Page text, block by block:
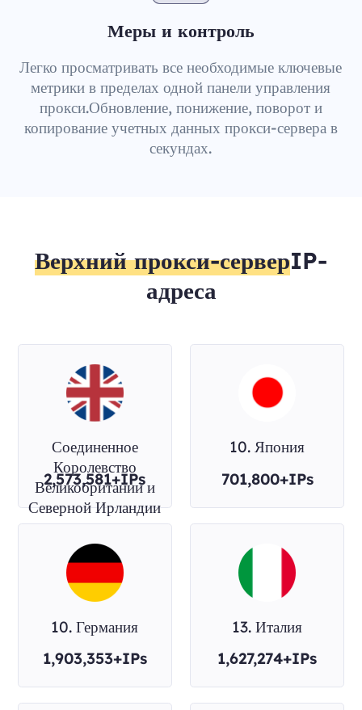
Меры и контроль
Легко просматривать все необходимые ключевые
метрики в пределах одной панели управления
прокси.Обновление, понижение, поворот и
копирование учетных данных прокси-сервера в
секундах.
Верхний прокси-серверIP-
адреса
Соединенное
Королевство
Великобритании и
Северной Ирландии
2,573,581+IPs
10. Япония
701,800+IPs
10. Германия
1,903,353+IPs
13. Италия
1,627,274+IPs